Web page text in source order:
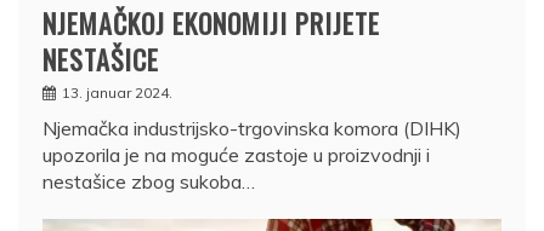
NJEMAČKOJ EKONOMIJI PRIJETE
NESTAŠICE
13. januar 2024.
Njemačka industrijsko-trgovinska komora (DIHK)
upozorila je na moguće zastoje u proizvodnji i
nestašice zbog sukoba…